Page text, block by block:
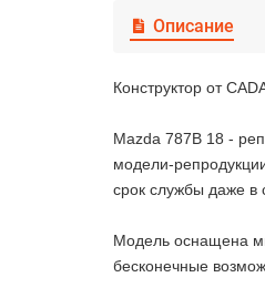
Описание
Конструктор от
Mazda 787B 18 -
модели-
срок службы даже в
Модель оснащена
бесконечные